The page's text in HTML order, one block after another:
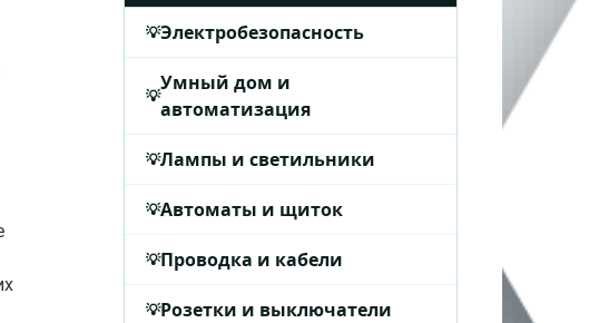
Электробезопасность
Умный дом и
автоматизация
Лампы и светильники
Автоматы и щиток
Проводка и кабели
Розетки и выключатели